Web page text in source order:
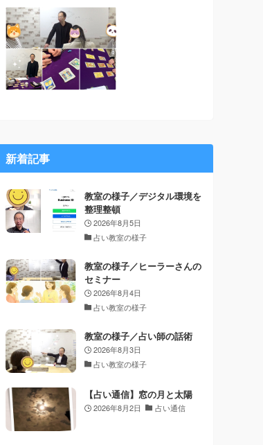
新着記事
教室の様子／デジタル環境を
整理整頓
2026年8月5日
占い教室の様子
教室の様子／ヒーラーさんの
セミナー
2026年8月4日
占い教室の様子
教室の様子／占い師の話術
2026年8月3日
占い教室の様子
【占い通信】窓の月と太陽
2026年8月2日 占い通信